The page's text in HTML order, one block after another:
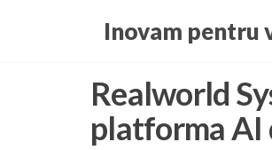
Inovam pentru
Realworld
platforma AI